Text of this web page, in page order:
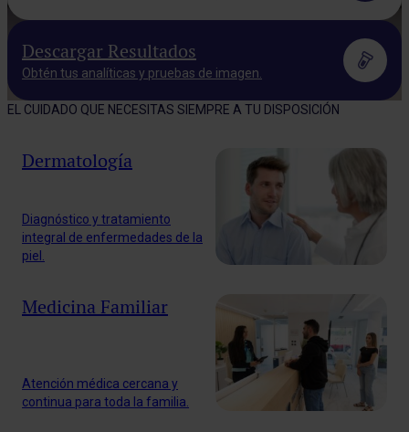
Descargar Resultados
Obtén tus analíticas y pruebas de imagen.
EL CUIDADO QUE NECESITAS SIEMPRE A TU DISPOSICIÓN
Dermatología
Diagnóstico y tratamiento
integral de enfermedades de la
piel.
Medicina Familiar
Atención médica cercana y
continua para toda la familia.